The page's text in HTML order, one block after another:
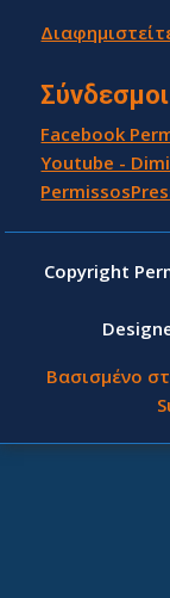
Σύνδεσμοι
Facebook
Youtube -
Copyright
Βασισμένο